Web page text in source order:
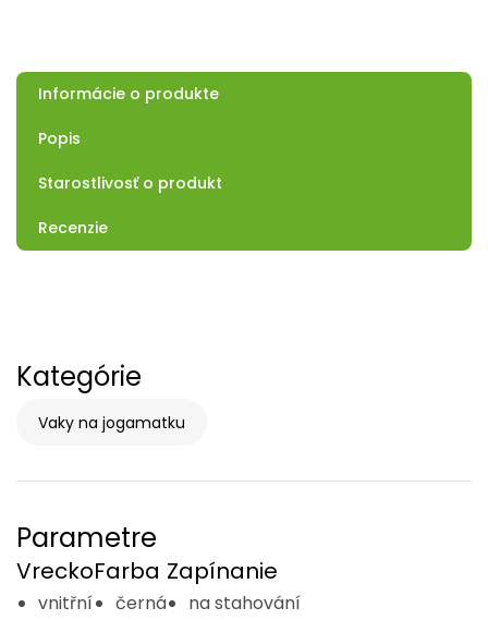
Informácie o produkte
Popis
Starostlivosť o produkt
Recenzie
Kategórie
Vaky na jogamatku
Parametre
Vrecko
vnitřní
Farba
černá
Zapínanie
na stahování